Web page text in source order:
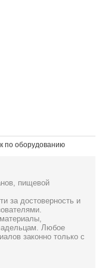
по оборудованию
пищевой
за достоверность и
Любое
законно только с